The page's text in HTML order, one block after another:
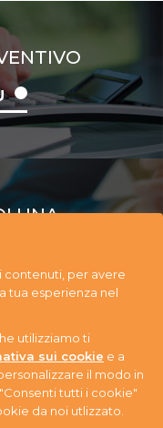
UNA
14 - 33074
365059 - P.IVA
contenuti, per avere
tua esperienza nel
utilizziamo ti
sui cookie e a
il modo in
tutti i cookie"
da noi utlizzato.